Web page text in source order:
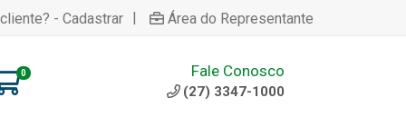
- Cadastrar | Área do Representante
0 Fale Conosco
(27) 3347-1000